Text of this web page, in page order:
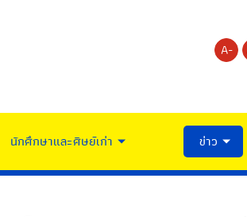
A-
นักศึกษาและศิษย์เก่า ข่าว